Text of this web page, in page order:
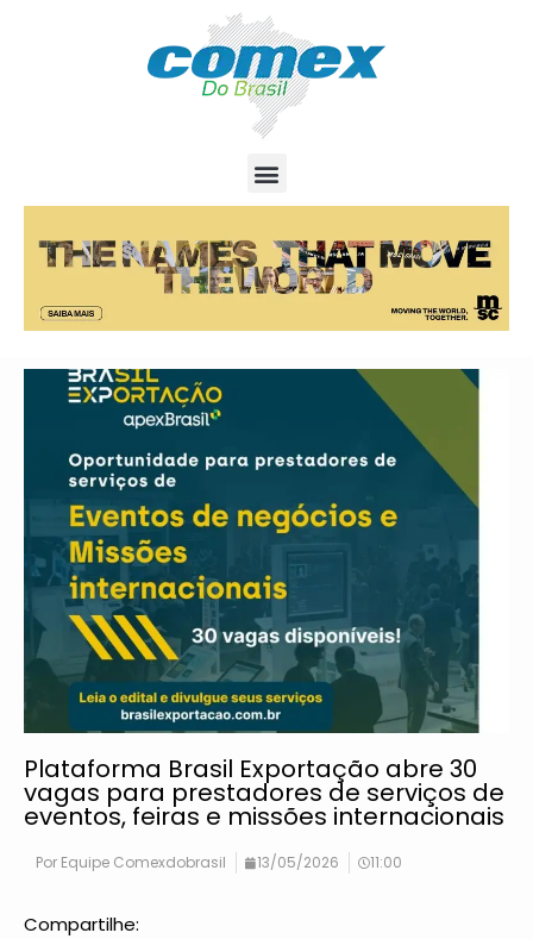
Plataforma Brasil Exportação abre 30
vagas para prestadores de serviços de
eventos, feiras e missões internacionais
Por Equipe Comexdobrasil 13/05/2026 11:00
Compartilhe: